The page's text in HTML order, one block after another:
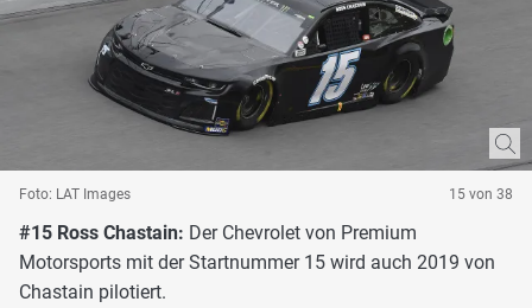
Foto: LAT Images 15 von 38
#15 Ross Chastain: Der Chevrolet von Premium
Motorsports mit der Startnummer 15 wird auch 2019 von
Chastain pilotiert.